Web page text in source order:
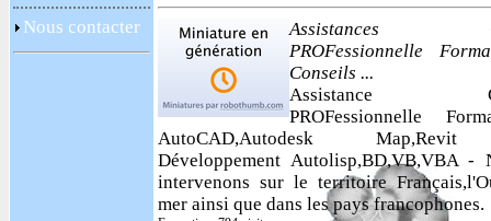
Nous contacter
Assistances
PROFessionnelle
Conseils ...
Assistance
PROFessionnelle
AutoCAD,Autodesk
Développement Autolisp,BD,VB,VBA -
intervenons sur le territoire
mer ainsi que dans les pays francophones.